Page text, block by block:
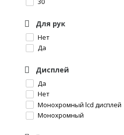
Для рук
Нет
Да
Дисплей
Да
Нет
Монохромный lcd дисплей
Монохромный